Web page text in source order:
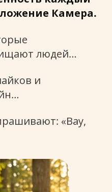
Камера.
людей…
и
«Вау,